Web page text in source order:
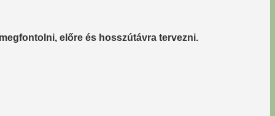
előre és hosszútávra tervezni.